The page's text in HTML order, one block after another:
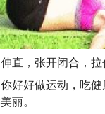
直，张开闭合，拉
好好做运动，吃
丽。